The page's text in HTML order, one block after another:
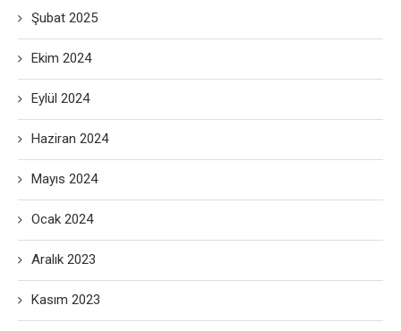
Şubat 2025
Ekim 2024
Eylül 2024
Haziran 2024
Mayıs 2024
Ocak 2024
Aralık 2023
Kasım 2023